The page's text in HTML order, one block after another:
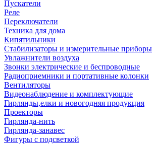
Пускатели
Реле
Переключатели
Техника для дома
Кипятильники
Стабилизаторы и измерительные приборы
Увлажнители воздуха
Звонки электрические и беспроводные
Радиоприемники и портативные колонки
Вентиляторы
Видеонаблюдение и комплектующие
Гирлянды,елки и новогодняя продукция
Проекторы
Гирлянда-нить
Гирлянда-занавес
Фигуры с подсветкой